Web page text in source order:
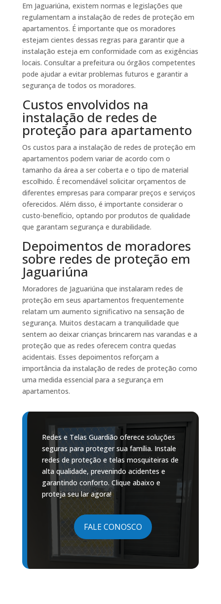
Em Jaguariúna, existem normas e legislações que
regulamentam a instalação de redes de proteção em
apartamentos. É importante que os moradores
estejam cientes dessas regras para garantir que a
instalação esteja em conformidade com as exigências
locais. Consultar a prefeitura ou órgãos competentes
pode ajudar a evitar problemas futuros e garantir a
segurança de todos os moradores.
Custos envolvidos na
instalação de redes de
proteção para apartamento
Os custos para a instalação de redes de proteção em
apartamentos podem variar de acordo com o
tamanho da área a ser coberta e o tipo de material
escolhido. É recomendável solicitar orçamentos de
diferentes empresas para comparar preços e serviços
oferecidos. Além disso, é importante considerar o
custo-benefício, optando por produtos de qualidade
que garantam segurança e durabilidade.
Depoimentos de moradores
sobre redes de proteção em
Jaguariúna
Moradores de Jaguariúna que instalaram redes de
proteção em seus apartamentos frequentemente
relatam um aumento significativo na sensação de
segurança. Muitos destacam a tranquilidade que
sentem ao deixar crianças brincarem nas varandas e a
proteção que as redes oferecem contra quedas
acidentais. Esses depoimentos reforçam a
importância da instalação de redes de proteção como
uma medida essencial para a segurança em
apartamentos.
Redes e Telas Guardião oferece soluções
seguras para proteger sua família. Instale
redes de proteção e telas mosquiteiras de
alta qualidade, prevenindo acidentes e
garantindo conforto. Clique abaixo e
proteja seu lar agora!
FALE CONOSCO